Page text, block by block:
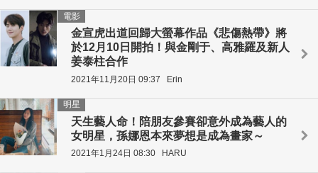
金宣虎出道回歸大螢幕作品《悲傷熱帶》將
於12月10日開拍！與金剛于、高雅羅及新人
姜泰柱合作
電影
2021年11月20日 09:37 Erin
天生藝人命！陪朋友參賽卻意外成為藝人的
女明星，孫娜恩本來夢想是成為畫家～
明星
2021年1月24日 08:30 HARU